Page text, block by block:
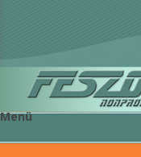
feszofe
nonprofit kft.
MenüKilépés a tartalomba